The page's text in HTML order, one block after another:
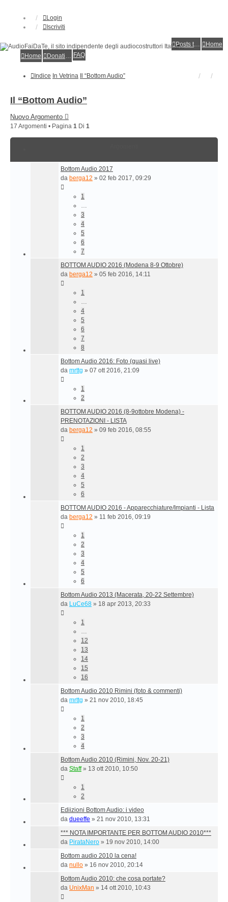
Login
Iscriviti
Posts toplist
Home
Home
Donations FAQ
Indice In Vetrina Il “Bottom Audio”
Il “Bottom Audio”
Nuovo Argomento
17 Argomenti • Pagina 1 Di 1
Bottom Audio 2017
da berga12 » 02 feb 2017, 09:29
1
…
3
4
5
6
7
BOTTOM AUDIO 2016 (Modena 8-9 Ottobre)
da berga12 » 05 feb 2016, 14:11
1
…
4
5
6
7
8
Bottom Audio 2016: Foto (quasi live)
da mrttg » 07 ott 2016, 21:09
1
2
BOTTOM AUDIO 2016 (8-9ottobre Modena) -
PRENOTAZIONI - LISTA
da berga12 » 09 feb 2016, 08:55
1
2
3
4
5
6
BOTTOM AUDIO 2016 - Apparecchiature/Impianti - Lista
da berga12 » 11 feb 2016, 09:19
1
2
3
4
5
6
Bottom Audio 2013 (Macerata, 20-22 Settembre)
da LuCe68 » 18 apr 2013, 20:33
1
…
12
13
14
15
16
Bottom Audio 2010 Rimini (foto & commenti)
da mrttg » 21 nov 2010, 18:45
1
2
3
4
Bottom Audio 2010 (Rimini, Nov. 20-21)
da Staff» 13 ott 2010, 10:50
1
2
Ediizioni Bottom Audio: i video
da dueeffe » 21 nov 2010, 13:31
*** NOTA IMPORTANTE PER BOTTOM AUDIO 2010***
da PirataNero » 19 nov 2010, 14:00
Bottom audio 2010 la cena!
da nullo » 16 nov 2010, 20:14
Bottom Audio 2010: che cosa portate?
da UnixMan » 14 ott 2010, 10:43